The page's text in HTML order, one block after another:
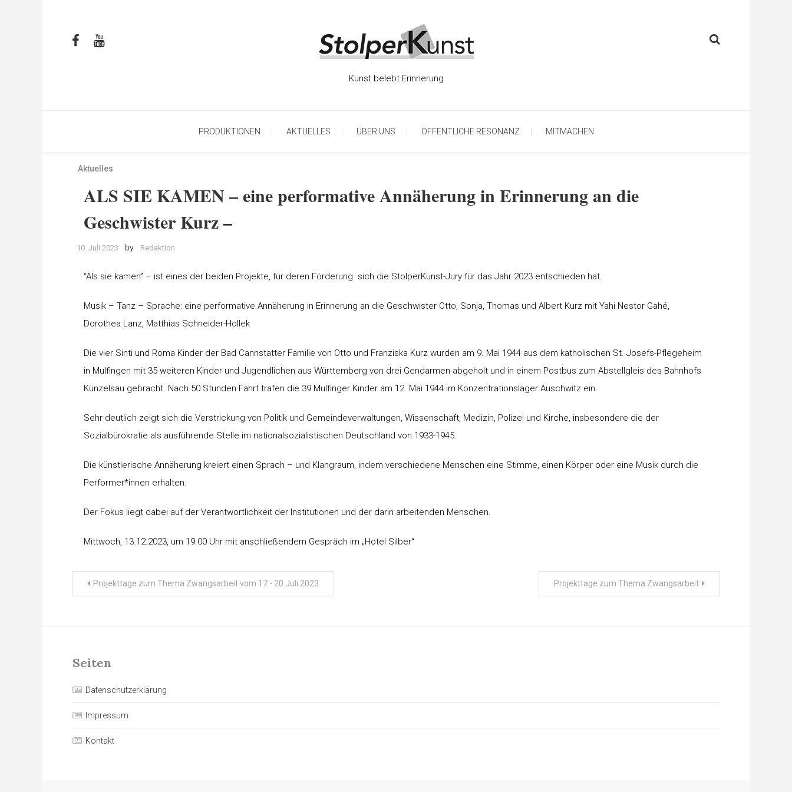
Kunst belebt Erinnerung
PRODUKTIONEN AKTUELLES ÜBER UNS ÖFFENTLICHE RESONANZ MITMACHEN
Aktuelles
ALS SIE KAMEN – eine performative Annäherung in Erinnerung an die
Geschwister Kurz –
10. Juli 2023 by Redaktion
“Als sie kamen” – ist eines der beiden Projekte, für deren Förderung sich die StolperKunst-Jury für das Jahr 2023 entschieden hat.
Musik – Tanz – Sprache: eine performative Annäherung in Erinnerung an die Geschwister Otto, Sonja, Thomas und Albert Kurz mit Yahi Nestor Gahé,
Dorothea Lanz, Matthias Schneider-Hollek
Die vier Sinti und Roma Kinder der Bad Cannstatter Familie von Otto und Franziska Kurz wurden am 9. Mai 1944 aus dem katholischen St. Josefs-Pflegeheim
in Mulfingen mit 35 weiteren Kinder und Jugendlichen aus Württemberg von drei Gendarmen abgeholt und in einem Postbus zum Abstellgleis des Bahnhofs
Künzelsau gebracht. Nach 50 Stunden Fahrt trafen die 39 Mulfinger Kinder am 12. Mai 1944 im Konzentrationslager Auschwitz ein.
Sehr deutlich zeigt sich die Verstrickung von Politik und Gemeindeverwaltungen, Wissenschaft, Medizin, Polizei und Kirche, insbesondere die der
Sozialbürokratie als ausführende Stelle im nationalsozialistischen Deutschland von 1933-1945.
Die künstlerische Annäherung kreiert einen Sprach – und Klangraum, indem verschiedene Menschen eine Stimme, einen Körper oder eine Musik durch die
Performer*innen erhalten.
Der Fokus liegt dabei auf der Verantwortlichkeit der Institutionen und der darin arbeitenden Menschen.
Mittwoch, 13.12.2023, um 19.00 Uhr mit anschließendem Gespräch im „Hotel Silber“
Beitragsnavigation
Projekttage zum Thema Zwangsarbeit vom 17.- 20 Juli 2023 Projekttage zum Thema Zwangsarbeit
Seiten
Datenschutzerklärung
Impressum
Kontakt